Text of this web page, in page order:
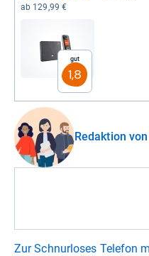
ab 129,99 €
Gut
1,8
Redaktion
Zur Schnurloses Telefon